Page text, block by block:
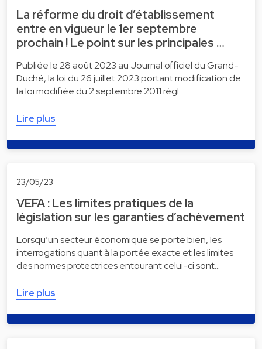
La réforme du droit d’établissement
entre en vigueur le 1er septembre
prochain ! Le point sur les principales …
Publiée le 28 août 2023 au Journal officiel du Grand-
Duché, la loi du 26 juillet 2023 portant modification de
la loi modifiée du 2 septembre 2011 régl…
Lire plus
23/05/23
VEFA : Les limites pratiques de la
législation sur les garanties d’achèvement
Lorsqu’un secteur économique se porte bien, les
interrogations quant à la portée exacte et les limites
des normes protectrices entourant celui-ci sont…
Lire plus